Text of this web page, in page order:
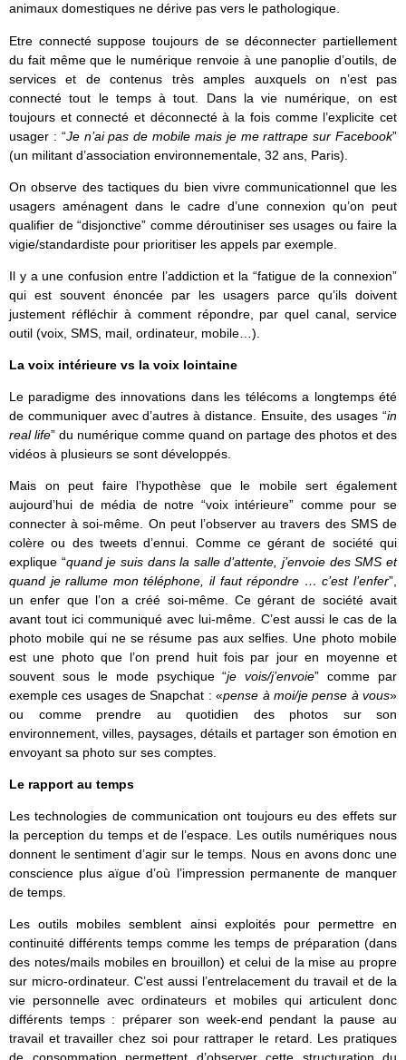
animaux domestiques ne dérive pas vers le pathologique.
Etre connecté suppose toujours de se déconnecter partiellement
du fait même que le numérique renvoie à une panoplie d’outils, de
services et de contenus très amples auxquels on n’est pas
connecté tout le temps à tout. Dans la vie numérique, on est
toujours et connecté et déconnecté à la fois comme l’explicite cet
usager : “Je n’ai pas de mobile mais je me rattrape sur Facebook”
(un militant d’association environnementale, 32 ans, Paris).
On observe des tactiques du bien vivre communicationnel que les
usagers aménagent dans le cadre d’une connexion qu’on peut
qualifier de “disjonctive” comme déroutiniser ses usages ou faire la
vigie/standardiste pour prioritiser les appels par exemple.
Il y a une confusion entre l’addiction et la “fatigue de la connexion”
qui est souvent énoncée par les usagers parce qu’ils doivent
justement réfléchir à comment répondre, par quel canal, service
outil (voix, SMS, mail, ordinateur, mobile…).
La voix intérieure vs la voix lointaine
Le paradigme des innovations dans les télécoms a longtemps été
de communiquer avec d’autres à distance. Ensuite, des usages “in
real life” du numérique comme quand on partage des photos et des
vidéos à plusieurs se sont développés.
Mais on peut faire l’hypothèse que le mobile sert également
aujourd’hui de média de notre “voix intérieure” comme pour se
connecter à soi-même. On peut l’observer au travers des SMS de
colère ou des tweets d’ennui. Comme ce gérant de société qui
explique “quand je suis dans la salle d’attente, j’envoie des SMS et
quand je rallume mon téléphone, il faut répondre … c’est l’enfer”,
un enfer que l’on a créé soi-même. Ce gérant de société avait
avant tout ici communiqué avec lui-même. C’est aussi le cas de la
photo mobile qui ne se résume pas aux selfies. Une photo mobile
est une photo que l’on prend huit fois par jour en moyenne et
souvent sous le mode psychique “je vois/j’envoie” comme par
exemple ces usages de Snapchat : «pense à moi/je pense à vous»
ou comme prendre au quotidien des photos sur son
environnement, villes, paysages, détails et partager son émotion en
envoyant sa photo sur ses comptes.
Le rapport au temps
Les technologies de communication ont toujours eu des effets sur
la perception du temps et de l’espace. Les outils numériques nous
donnent le sentiment d’agir sur le temps. Nous en avons donc une
conscience plus aïgue d’où l’impression permanente de manquer
de temps.
Les outils mobiles semblent ainsi exploités pour permettre en
continuité différents temps comme les temps de préparation (dans
des notes/mails mobiles en brouillon) et celui de la mise au propre
sur micro-ordinateur. C’est aussi l’entrelacement du travail et de la
vie personnelle avec ordinateurs et mobiles qui articulent donc
différents temps : préparer son week-end pendant la pause au
travail et travailler chez soi pour rattraper le retard. Les pratiques